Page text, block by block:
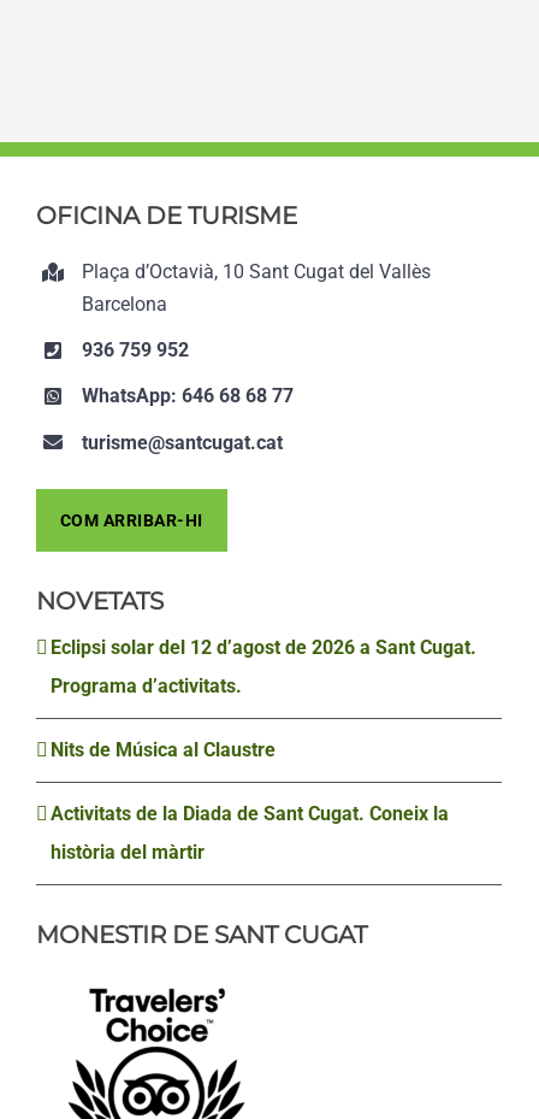
OFICINA DE TURISME
Plaça d’Octavià, 10 Sant Cugat del Vallès
Barcelona
936 759 952
WhatsApp: 646 68 68 77
turisme@santcugat.cat
COM ARRIBAR-HI
NOVETATS
Eclipsi solar del 12 d’agost de 2026 a Sant Cugat.
Programa d’activitats.
Nits de Música al Claustre
Activitats de la Diada de Sant Cugat. Coneix la
història del màrtir
MONESTIR DE SANT CUGAT